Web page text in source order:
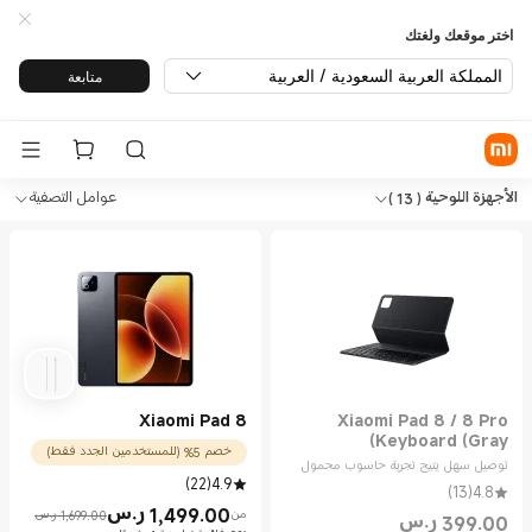
اختر موقعك ولغتك
المملكة العربية السعودية / العربية متابعة
Shop الأجهزة اللوحية in Xiaomi Mi Saudi Arabia Official Store
الأجهزة اللوحية ( 13 ) عوامل التصفية Shop الأجهزة اللوحية in Xiaomi Mi Saudi Arabia Official Store
Xiaomi Pad 8 / 8 Pro
Keyboard (Gray)
توصيل سهل يتيح تجربة حاسوب محمول
4.8
(
13
)
399.00 ر.س
Xiaomi Pad 8
خصم 5% (للمستخدمين الجدد فقط)
4.9
(
22
)
من1,499.00ر.س Current Price ر.س1499.00 1,699.00 ر.س Marketing price 1,699.00 ر.س